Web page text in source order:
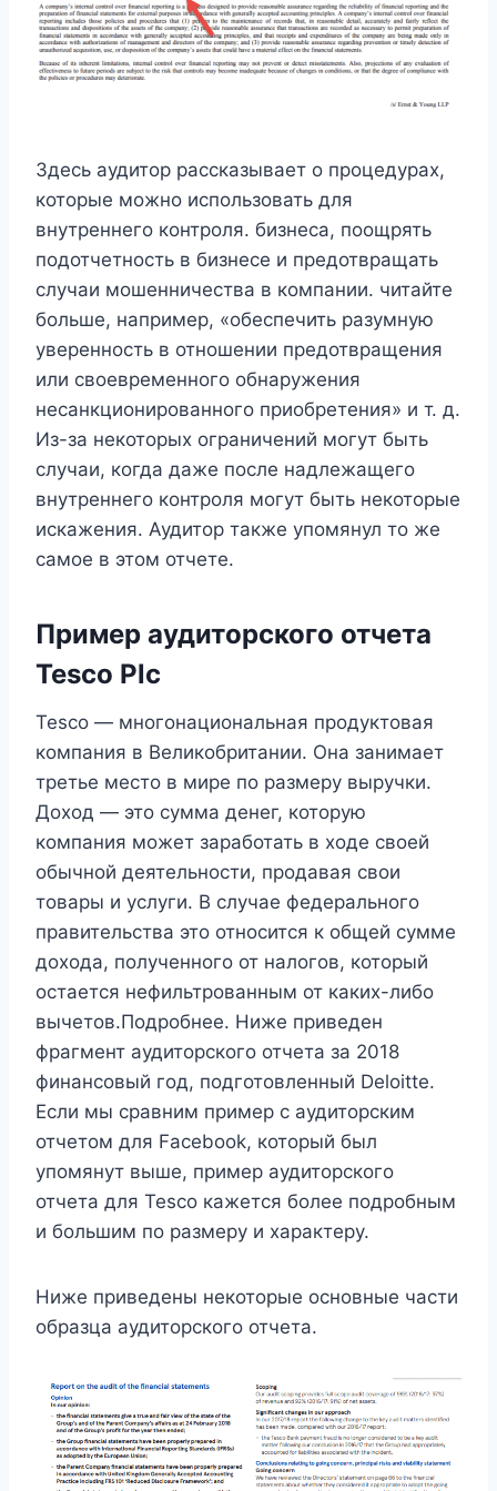
Здесь аудитор рассказывает о процедурах,
которые можно использовать для
внутреннего контроля. бизнеса, поощрять
подотчетность в бизнесе и предотвращать
случаи мошенничества в компании. читайте
больше, например, «обеспечить разумную
уверенность в отношении предотвращения
или своевременного обнаружения
несанкционированного приобретения» и т. д.
Из-за некоторых ограничений могут быть
случаи, когда даже после надлежащего
внутреннего контроля могут быть некоторые
искажения. Аудитор также упомянул то же
самое в этом отчете.
Пример аудиторского отчета
Tesco Plc
Tesco — многонациональная продуктовая
компания в Великобритании. Она занимает
третье место в мире по размеру выручки.
Доход — это сумма денег, которую
компания может заработать в ходе своей
обычной деятельности, продавая свои
товары и услуги. В случае федерального
правительства это относится к общей сумме
дохода, полученного от налогов, который
остается нефильтрованным от каких-либо
вычетов.Подробнее. Ниже приведен
фрагмент аудиторского отчета за 2018
финансовый год, подготовленный Deloitte.
Если мы сравним пример с аудиторским
отчетом для Facebook, который был
упомянут выше, пример аудиторского
отчета для Tesco кажется более подробным
и большим по размеру и характеру.
Ниже приведены некоторые основные части
образца аудиторского отчета.